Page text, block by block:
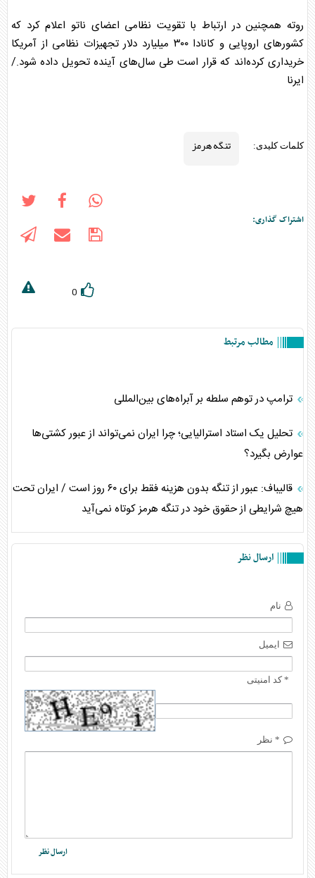
روته همچنین در ارتباط با تقویت نظامی اعضای ناتو اعلام کرد که
کشورهای اروپایی و کانادا ۳۰۰ میلیارد دلار تجهیزات نظامی از آمریکا
خریداری کرده‌اند که قرار است طی سال‌های آینده تحویل داده شود./
ایرنا
کلمات کلیدی: تنگه هرمز
اشتراک گذاری:
0
مطالب مرتبط
ترامپ در توهم سلطه بر آبراه‌های بین‌المللی
تحلیل یک استاد استرالیایی؛ چرا ایران نمی‌تواند از عبور کشتی‌ها
عوارض بگیرد؟
قالیباف: عبور از تنگه بدون هزینه فقط برای ۶۰ روز است / ایران تحت
هیچ شرایطی از حقوق خود در تنگه هرمز کوتاه نمی‌آید
ارسال نظر
نام
ایمیل
* کد امنیتی
* نظر